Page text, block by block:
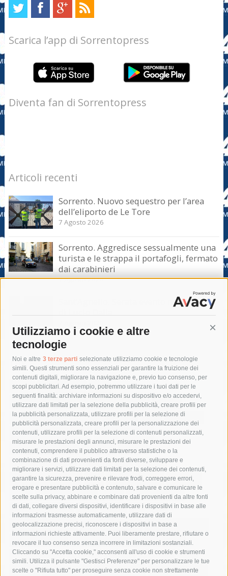
Utilizziamo i cookie e altre
tecnologie
Noi e altre 3 terze parti selezionate utilizziamo cookie e tecnologie
simili. Questi strumenti sono essenziali per garantire la fruizione dei
contenuti digitali, migliorare la navigazione e, previo tuo consenso, per
scopi pubblicitari. Ad esempio, potremmo utilizzare i tuoi dati per le
seguenti finalità: archiviare informazioni su dispositivo e/o accedervi,
utilizzare dati limitati per la selezione della pubblicità, creare profili per
la pubblicità personalizzata, utilizzare profili per la selezione di
pubblicità personalizzata, creare profili per la personalizzazione dei
contenuti, utilizzare profili per la selezione di contenuti personalizzati,
misurare le prestazioni degli annunci, misurare le prestazioni dei
contenuti, comprendere il pubblico attraverso statistiche o la
combinazione di dati provenienti da fonti diverse, sviluppare e
migliorare i servizi, utilizzare dati limitati per la selezione dei contenuti,
garantire la sicurezza, prevenire e rilevare frodi, correggere errori,
erogare e presentare pubblicità e contenuto, salvare e comunicare le
scelte sulla privacy, abbinare e combinare dati provenienti da altre fonti
di dati, collegare diversi dispositivi, identificare i dispositivi in base alle
informazioni trasmesse automaticamente, utilizzare dati di
geolocalizzazione precisi, riconoscere i dispositivi in base a
informazioni richieste attivamente. Puoi liberamente prestare, rifiutare o
revocare il tuo consenso senza incorrere in limitazioni sostanziali.
Cliccando su "Accetta cookie," acconsenti all'uso di cookie e strumenti
simili. Utilizza il pulsante "Gestisci Preferenze" per personalizzare le tue
scelte o "Rifiuta tutto" per proseguire senza cookie non strettamente
Scarica l’app di Sorrentopress
Diventa fan di Sorrentopress
Articoli recenti
Sorrento. Nuovo sequestro per l’area
dell’eliporto de Le Tore
7 Agosto 2026
Sorrento. Aggredisce sessualmente una
turista e le strappa il portafogli, fermato
dai carabinieri
7 Agosto 2026
Sant’Agnello. Serata evento nel ricordo
di Lucio Dalla
Tag
acqua allerta meteo
anas
area marina protetta di punta campanella
arresto
Asl Napoli 3 sud
capitaneria di porto capri
carabinieri
castellammare di stabia
circumvesuviana
comune di sorrento
concerto
contagi
costiera amalfitana
covid-19 eav
elezioni
fondazione sorrento
gori guardia costiera
incidente
lavori
lorenzo balducelli mare
massa lubrense
massimo coppola
Meta napoli
ordinanza
penisola sorrentina
piano di sorrento
polizia municipale
protezione civile
Regione Campania
sant'agnello
sindaco cuomo
sorrento studenti temporali
treni
turismo
Vico Equense villa fiorentino vincenzo de luca